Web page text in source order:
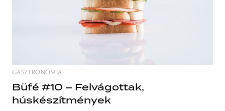
GASZTRONÓMIA
Büfé #10 – Felvágottak,
húskészítmények